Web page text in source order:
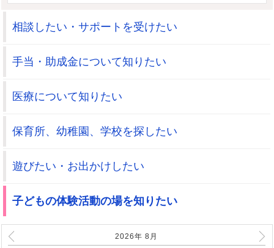
相談したい・サポートを受けたい
手当・助成金について知りたい
医療について知りたい
保育所、幼稚園、学校を探したい
遊びたい・お出かけしたい
子どもの体験活動の場を知りたい
2026年 8 月